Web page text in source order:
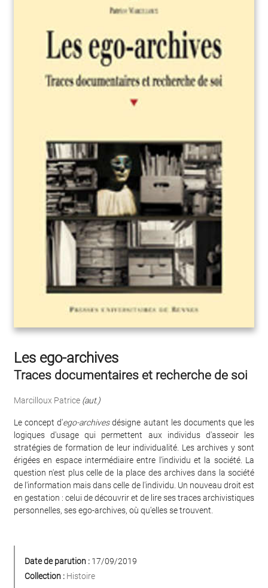
Les ego-archives
Traces documentaires et recherche de soi
Marcilloux Patrice (aut.)
Le concept d'ego-archivesdésigne autant les documents que les
logiques d'usage qui permettent aux individus d'asseoir les
stratégies de formation de leur individualité. Les archives y sont
érigées en espace intermédiaire entre l'individu et la société. La
question n'est plus celle de la place des archives dans la société
de l'information mais dans celle de l'individu. Un nouveau droit est
en gestation : celui de découvrir et de lire ses traces archivistiques
personnelles, ses ego-archives, où qu'elles se trouvent.
Date de parution : 17/09/2019
Collection : Histoire